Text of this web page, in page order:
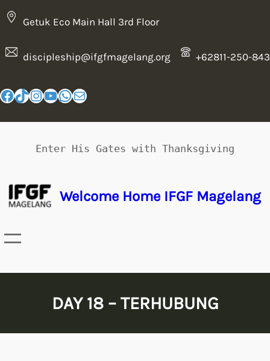
Getuk Eco Main Hall 3rd Floor
discipleship@ifgfmagelang.org +62811-250-843
Enter His Gates with Thanksgiving
Welcome Home IFGF Magelang
DAY 18 – TERHUBUNG